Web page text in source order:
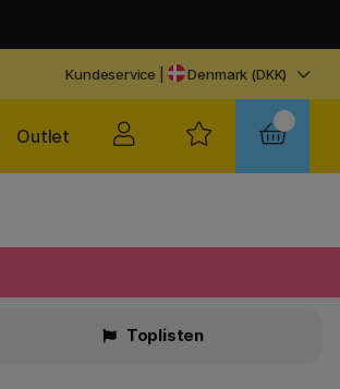
Kundeservice Denmark (DKK)
Outlet
Toplisten